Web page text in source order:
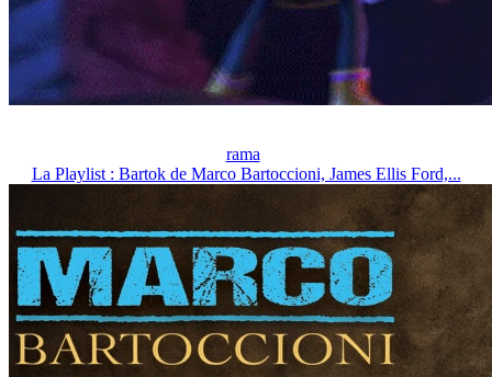
rama
La Playlist : Bartok de Marco Bartoccioni, James Ellis Ford,...